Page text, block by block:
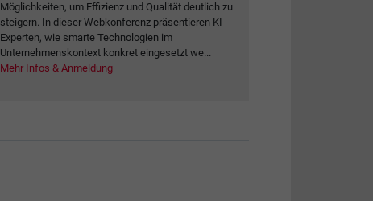
Möglichkeiten, um Effizienz und Qualität deutlich zu
steigern. In dieser Webkonferenz präsentieren KI-
Experten, wie smarte Technologien im
Unternehmenskontext konkret eingesetzt we...
Mehr Infos & Anmeldung